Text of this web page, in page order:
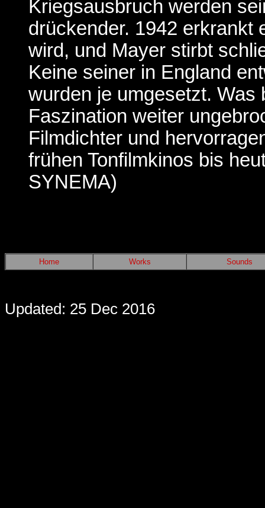
Kriegsausbruch werden
drückender. 1942 erkrankt
wird, und Mayer stirbt
Keine seiner in England
wurden je umgesetzt. Was
Faszination weiter
Filmdichter und
frühen Tonfilmkinos bis
SYNEMA)
Home Works Sounds
Updated: 25 Dec 2016